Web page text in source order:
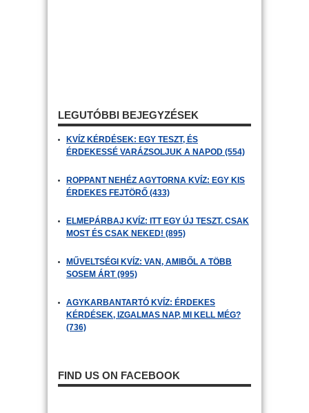
LEGUTÓBBI BEJEGYZÉSEK
KVÍZ KÉRDÉSEK: EGY TESZT, ÉS
ÉRDEKESSÉ VARÁZSOLJUK A NAPOD (554)
ROPPANT NEHÉZ AGYTORNA KVÍZ: EGY KIS
ÉRDEKES FEJTÖRŐ (433)
ELMEPÁRBAJ KVÍZ: ITT EGY ÚJ TESZT. CSAK
MOST ÉS CSAK NEKED! (895)
MŰVELTSÉGI KVÍZ: VAN, AMIBŐL A TÖBB
SOSEM ÁRT (995)
AGYKARBANTARTÓ KVÍZ: ÉRDEKES
KÉRDÉSEK, IZGALMAS NAP, MI KELL MÉG?
(736)
FIND US ON FACEBOOK